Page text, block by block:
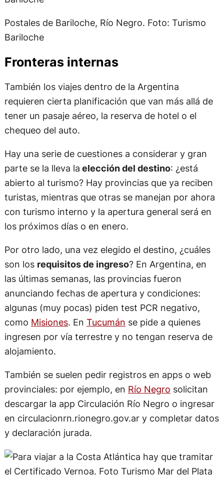
Postales de Bariloche, Río Negro. Foto: Turismo
Bariloche
Fronteras internas
También los viajes dentro de la Argentina
requieren cierta planificación que van más allá de
tener un pasaje aéreo, la reserva de hotel o el
chequeo del auto.
Hay una serie de cuestiones a considerar y gran
parte se la lleva la elección del destino: ¿está
abierto al turismo? Hay provincias que ya reciben
turistas, mientras que otras se manejan por ahora
con turismo interno y la apertura general será en
los próximos días o en enero.
Por otro lado, una vez elegido el destino, ¿cuáles
son los requisitos de ingreso? En Argentina, en
las últimas semanas, las provincias fueron
anunciando fechas de apertura y condiciones:
algunas (muy pocas) piden test PCR negativo,
como Misiones. En Tucumán se pide a quienes
ingresen por vía terrestre y no tengan reserva de
alojamiento.
También se suelen pedir registros en apps o web
provinciales: por ejemplo, en Río Negro solicitan
descargar la app Circulación Río Negro o ingresar
en circulacionrn.rionegro.gov.ar y completar datos
y declaración jurada.